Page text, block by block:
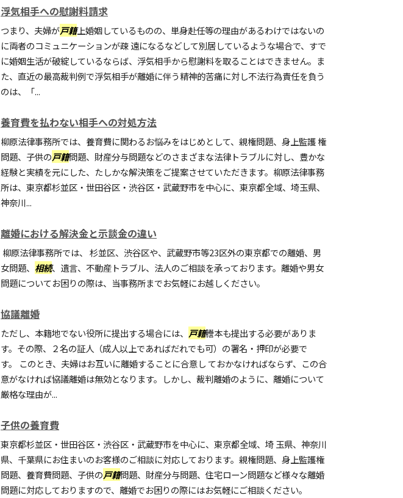
浮気相手への慰謝料請求
つまり、夫婦が戸籍上婚姻しているものの、単身赴任等の理由があるわけではないの
に両者のコミュニケーションが疎 遠になるなどして別居しているような場合で、すで
に婚姻生活が破綻しているならば、浮気相手から慰謝料を取ることはできません。ま
た、直近の最高裁判例で浮気相手が離婚に伴う精神的苦痛に対し不法行為責任を負う
のは、「...
養育費を払わない相手への対処方法
柳原法律事務所では、養育費に関わるお悩みをはじめとして、親権問題、身上監護 権
問題、子供の戸籍問題、財産分与問題などのさまざまな法律トラブルに対し、豊かな
経験と実績を元にした、たしかな解決策をご提案させていただきます。柳原法律事務
所は、東京都杉並区・世田谷区・渋谷区・武蔵野市を中心に、東京都全域、埼玉県、
神奈川...
離婚における解決金と示談金の違い
柳原法律事務所では、 杉並区、渋谷区や、武蔵野市等23区外の東京都での離婚、男
女問題、 相続、遺言、不動産トラブル、法人のご相談を承っております。離婚や男女
問題についてお困りの際は、当事務所までお気軽にお越しください。
協議離婚
ただし、本籍地でない役所に提出する場合には、 戸籍謄本も提出する必要がありま
す。その際、２名の証人（成人以上であればだれでも可）の署名・押印が必要で
す。 このとき、夫婦はお互いに離婚することに合意し ておかなければならず、この合
意がなければ協議離婚は無効となります。しかし、裁判離婚のように、離婚について
厳格な理由が...
子供の養育費
東京都杉並区・世田谷区・渋谷区・武蔵野市を中心に、東京都全域、埼 玉県、神奈川
県、千葉県にお住まいのお客様のご相談に対応しております。親権問題、身上監護権
問題、養育費問題、子供の戸籍問題、財産分与問題、住宅ローン問題など様々な離婚
問題に対応しておりますので、離婚でお困りの際にはお気軽にご相談ください。